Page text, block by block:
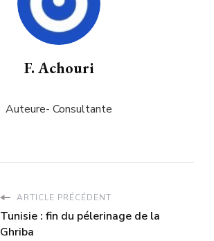
F. Achouri
Auteure- Consultante
ARTICLE PRÉCÉDENT
Tunisie : fin du pélerinage de la
Ghriba